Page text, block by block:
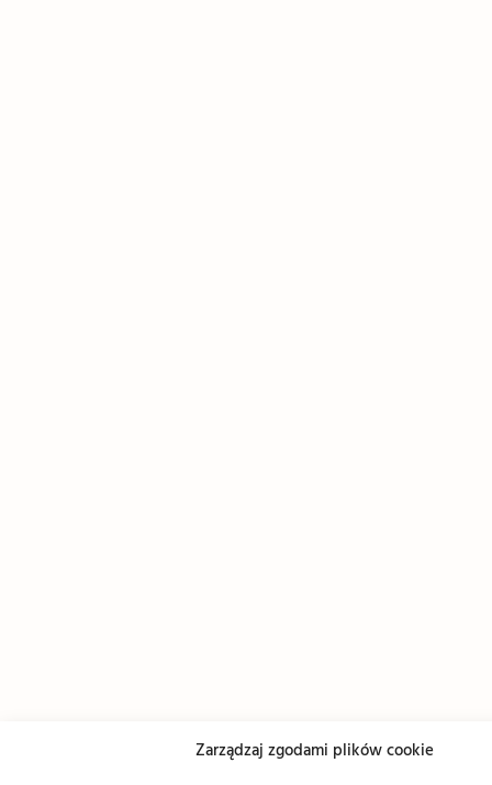
Zarządzaj zgodami plików cookie